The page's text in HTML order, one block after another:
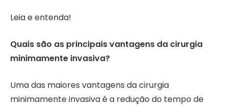
Leia e entenda!
Quais são as principais vantagens da cirurgia
minimamente invasiva?
Uma das maiores vantagens da cirurgia
minimamente invasiva é a redução do tempo de